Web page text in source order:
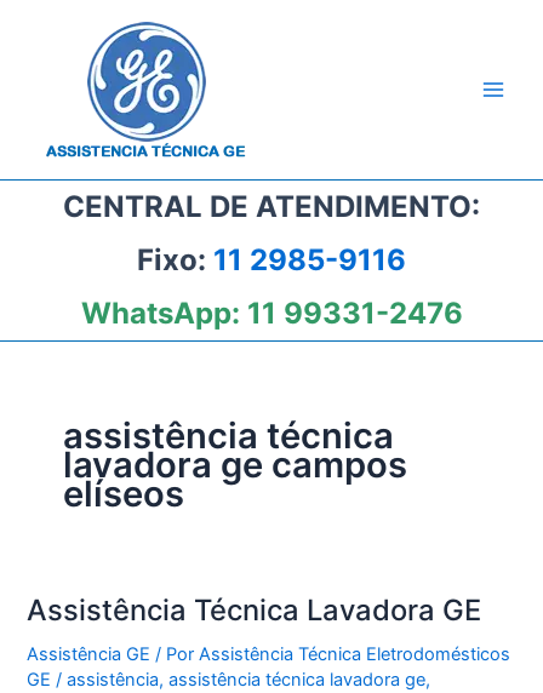
CENTRAL DE ATENDIMENTO:
Fixo: 11 2985-9116
WhatsApp: 11 99331-2476
assistência técnica
lavadora ge campos
elíseos
Assistência Técnica Lavadora GE
Assistência GE / PorAssistência Técnica Eletrodomésticos
GE/assistência,assistência técnica lavadora ge,